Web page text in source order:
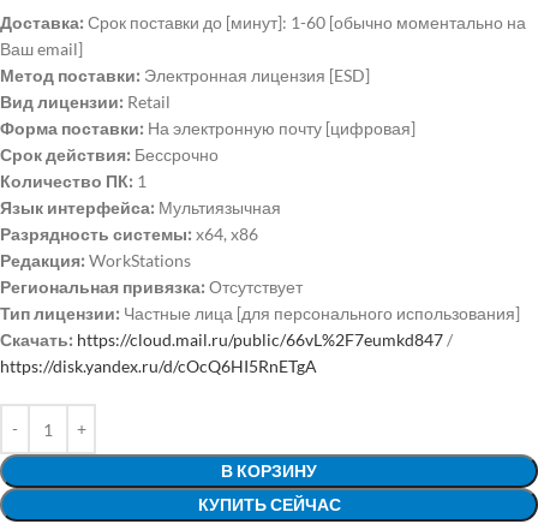
Доставка: Срок поставки до [минут]: 1-60 [обычно моментально на
Ваш email]
Метод поставки: Электронная лицензия [ESD]
Вид лицензии: Retail
Форма поставки: На электронную почту [цифровая]
Срок действия: Бессрочно
Количество ПК: 1
Язык интерфейса: Мультиязычная
Разрядность системы: x64, x86
Редакция: WorkStations
Региональная привязка: Отсутствует
Тип лицензии: Частные лица [для персонального использования]
Скачать: https://cloud.mail.ru/public/66vL%2F7eumkd847/
https://disk.yandex.ru/d/cOcQ6HI5RnETgA
В КОРЗИНУ
КУПИТЬ СЕЙЧАС